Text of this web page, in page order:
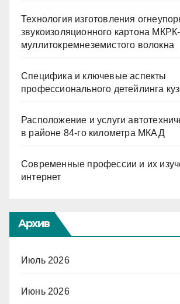
Технология изготовления
звукоизоляционного картона
муллитокремнеземистого волокна
Специфика и ключевые аспекты
профессионального детейлинга
Расположение и услуги
в районе 84-го километра МКАД
Современные профессии и их
интернет
Архив
Июль 2026
Июнь 2026